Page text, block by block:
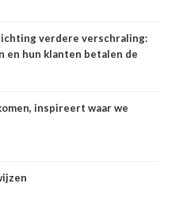
verdere verschraling:
en hun klanten betalen de
inspireert waar we